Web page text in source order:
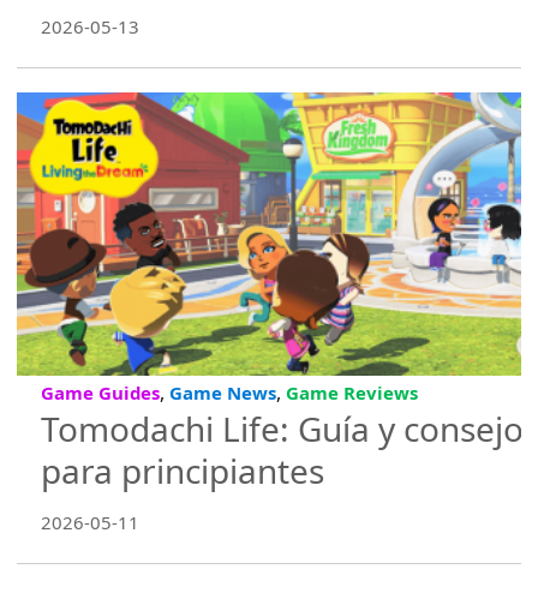
2026-05-13
Game Guides, Game News, Game Reviews
Tomodachi Life: Guía y consejos
para principiantes
2026-05-11